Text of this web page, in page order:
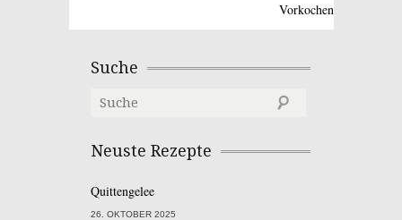
Vorkochen
Suche
Neuste Rezepte
Quittengelee
26. OKTOBER 2025